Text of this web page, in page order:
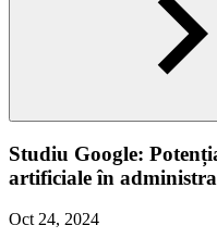
Studiu Google:
artificiale în
Oct 24, 2024